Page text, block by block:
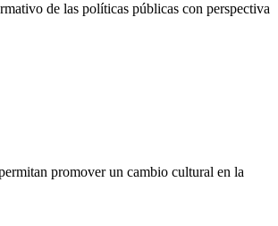
de las políticas públicas con perspectiva
promover un cambio cultural en la